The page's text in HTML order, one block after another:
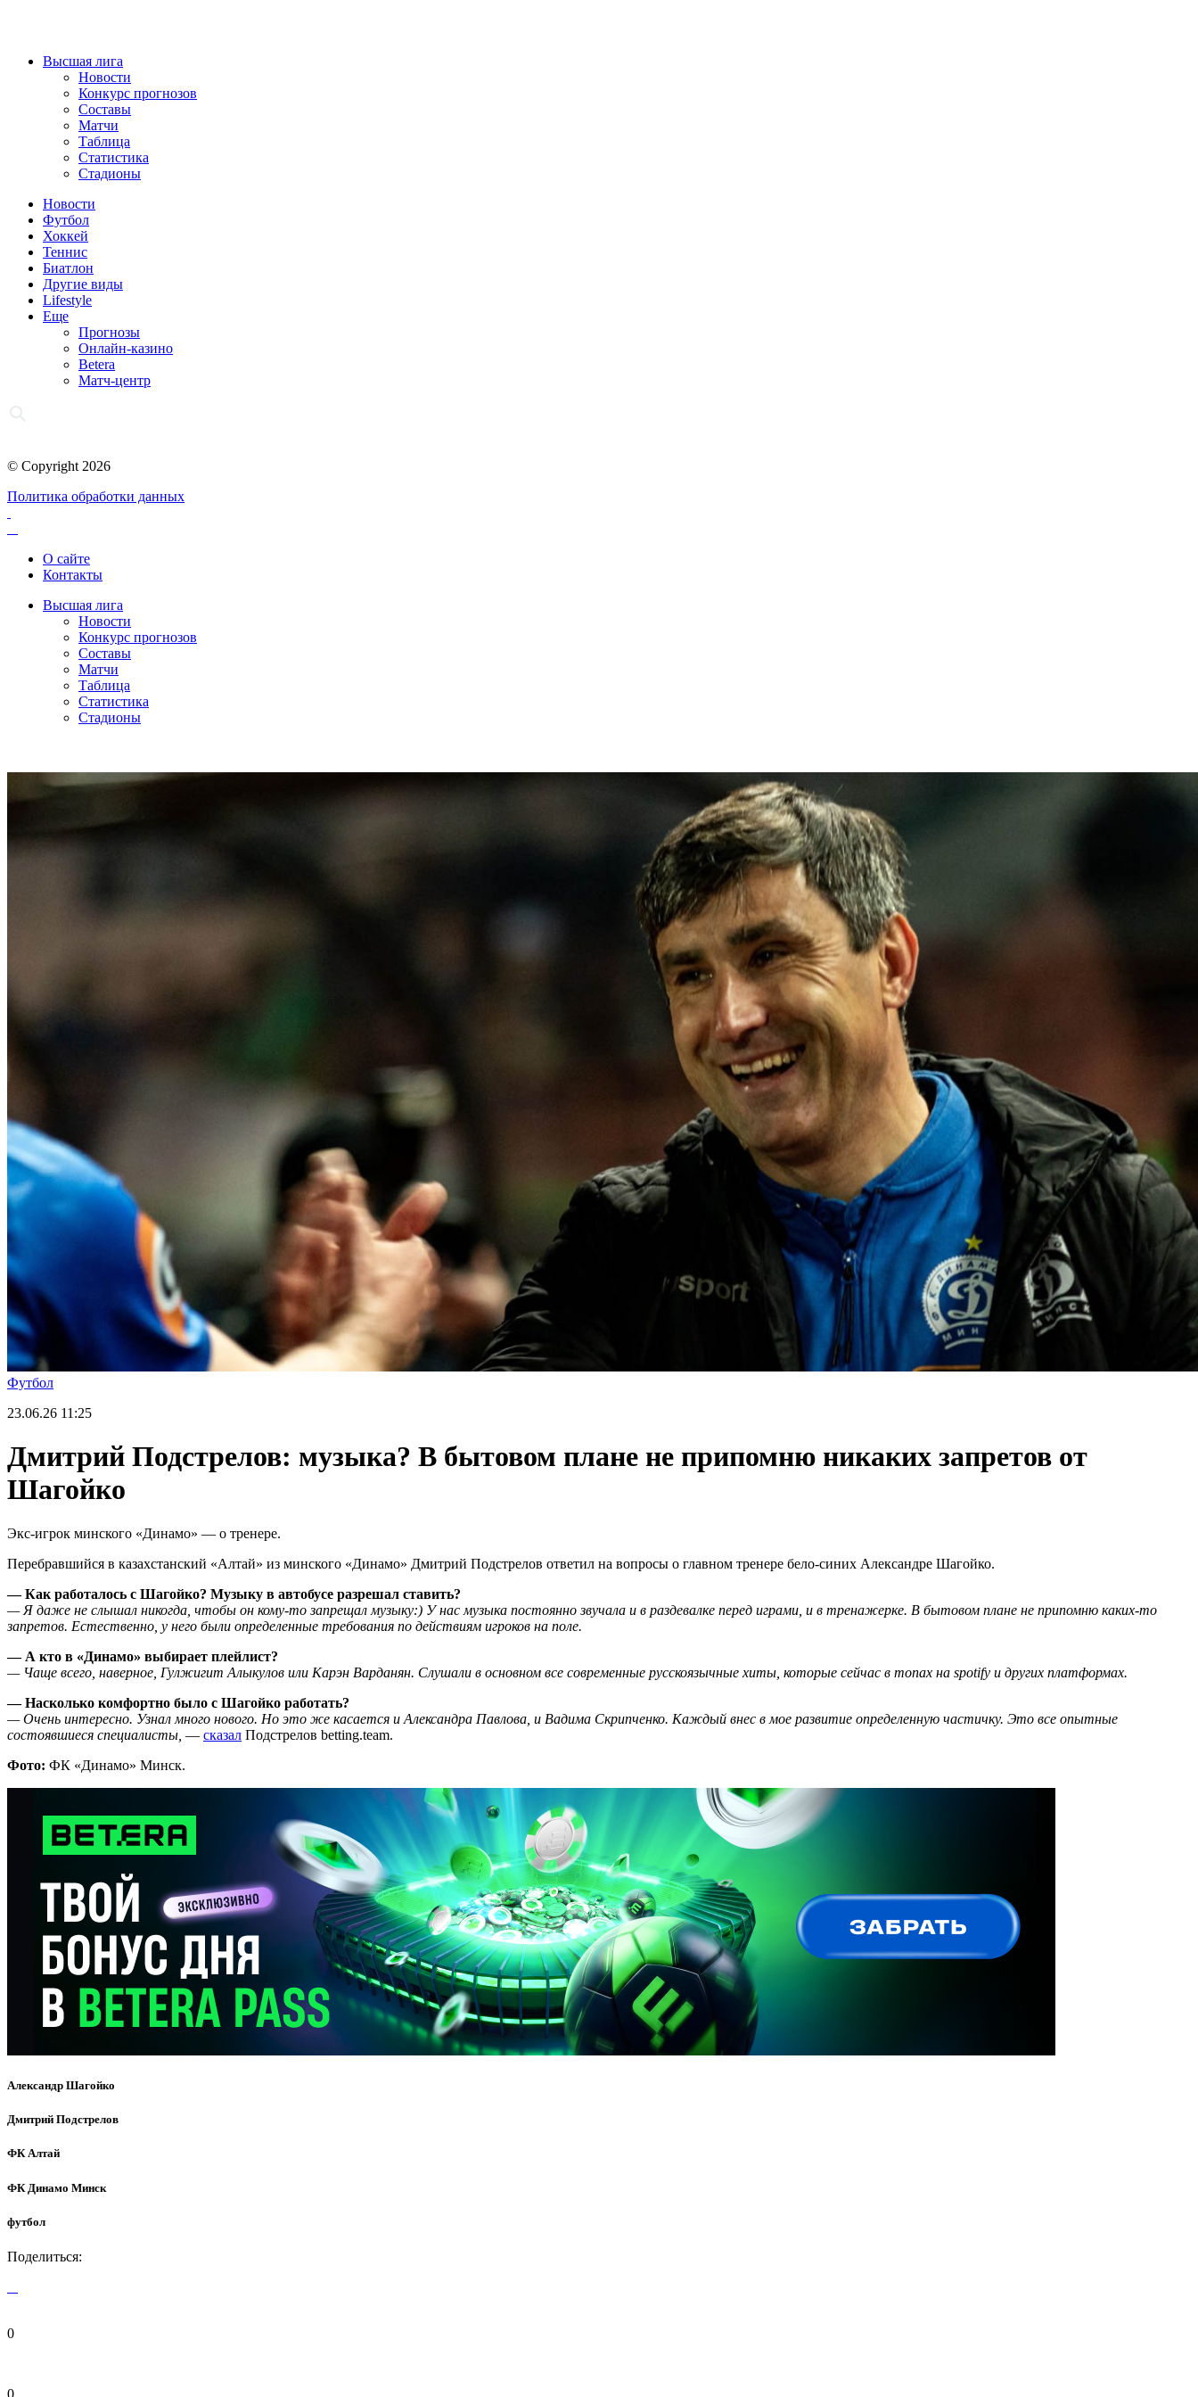
Высшая лига
Новости
Конкурс прогнозов
Составы
Матчи
Таблица
Статистика
Стадионы
Новости
Футбол
Хоккей
Теннис
Биатлон
Другие виды
Lifestyle
Еще
Прогнозы
Онлайн-казино
Betera
Матч-центр
© Copyright 2026
Политика обработки данных
О сайте
Контакты
Высшая лига
Новости
Конкурс прогнозов
Составы
Матчи
Таблица
Статистика
Стадионы
Футбол
23.06.26 11:25
Дмитрий Подстрелов: музыка? В бытовом плане не припомню никаких запретов от
Шагойко
Экс-игрок минского «Динамо» — о тренере.
Перебравшийся в казахстанский «Алтай» из минского «Динамо» Дмитрий Подстрелов ответил на вопросы о главном тренере бело-синих Александре Шагойко.
— Как работалось с Шагойко? Музыку в автобусе разрешал ставить?
— Я даже не слышал никогда, чтобы он кому-то запрещал музыку:) У нас музыка постоянно звучала и в раздевалке перед играми, и в тренажерке. В бытовом плане не припомню каких-то
запретов. Естественно, у него были определенные требования по действиям игроков на поле.
— А кто в «Динамо» выбирает плейлист?
— Чаще всего, наверное, Гулжигит Алыкулов или Карэн Варданян. Слушали в основном все современные русскоязычные хиты, которые сейчас в топах на spotify и других платформах.
— Насколько комфортно было с Шагойко работать?
— Очень интересно. Узнал много нового. Но это же касается и Александра Павлова, и Вадима Скрипченко. Каждый внес в мое развитие определенную частичку. Это все опытные
состоявшиеся специалисты, — сказал Подстрелов betting.team.
Фото: ФК «Динамо» Минск.
Александр Шагойко
Дмитрий Подстрелов
ФК Алтай
ФК Динамо Минск
футбол
Поделиться:
0
0